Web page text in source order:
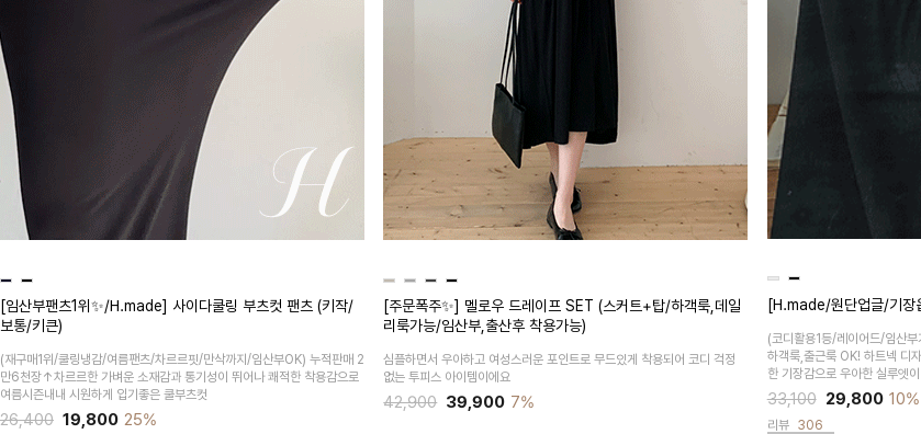
[임산부팬츠1위✨/H.made] 사이다쿨링 부츠컷 팬츠 (키작/
보통/키큰)
(재구매1위/쿨링냉감/여름팬츠/차르르핏/만삭까지/임산부OK) 누적판매 2
만6천장↑차르르한 가벼운 소재감과 통기성이 뛰어나 쾌적한 착용감으로
여름시즌내내 시원하게 입기좋은 쿨부츠컷
26,400 19,800 25%
[주문폭주✨] 멜로우 드레이프 SET (스커트+탑/하객룩,데일
리룩가능/임산부,출산후 착용가능)
심플하면서 우아하고 여성스러운 포인트로 무드있게 착용되어 코디 걱정
없는 투피스 아이템이에요
42,900 39,900 7%
[H.made/원단업글/기장
(코디활용1등/레이어드/임산
하객룩,출근룩 OK! 하트넥 디
한 기장감으로 우아한 실루엣
33,100 29,800 10%
리뷰 306